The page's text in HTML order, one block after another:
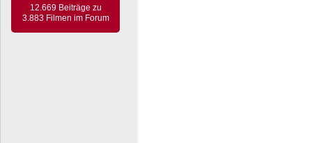
12.669 Beiträge zu
3.883 Filmen im Forum